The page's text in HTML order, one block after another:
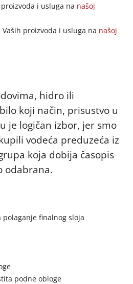
i usluga na našoj
Vaših proizvoda i usluga na našoj
hidro ili
koji način, prisustvo u
je logičan izbor, jer smo
vodeća preduzeća iz
koja dobija časopis
odabrana.
polaganje finalnog sloja
podne obloge